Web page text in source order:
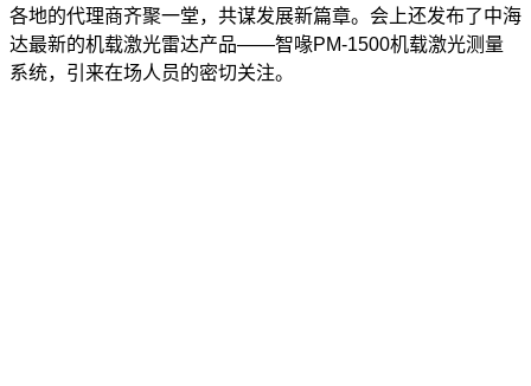
各地的代理商齐聚一堂，共谋发展新篇章。会上还发布了中海
达最新的机载激光雷达产品——智喙PM-1500机载激光测量
系统，引来在场人员的密切关注。